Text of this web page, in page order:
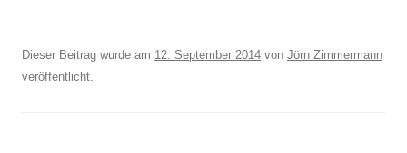
Dieser Beitrag wurde am 12. September 2014 von Jörn Zimmermann
veröffentlicht.